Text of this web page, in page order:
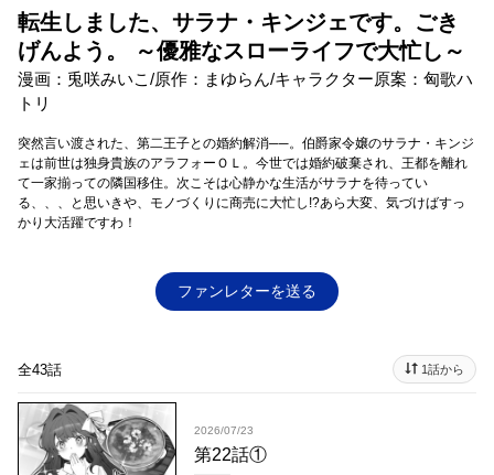
転生しました、サラナ・キンジェです。ごき
げんよう。 ～優雅なスローライフで大忙し～
漫画：兎咲みいこ/原作：まゆらん/キャラクター原案：匈歌ハ
トリ
突然言い渡された、第二王子との婚約解消──。伯爵家令嬢のサラナ・キンジ
ェは前世は独身貴族のアラフォーＯＬ。今世では婚約破棄され、王都を離れ
て一家揃っての隣国移住。次こそは心静かな生活がサラナを待ってい
る、、、と思いきや、モノづくりに商売に大忙し!?あら大変、気づけばすっ
かり大活躍ですわ！
ファンレターを送る
全43話 1話から
2026/07/23
第22話①